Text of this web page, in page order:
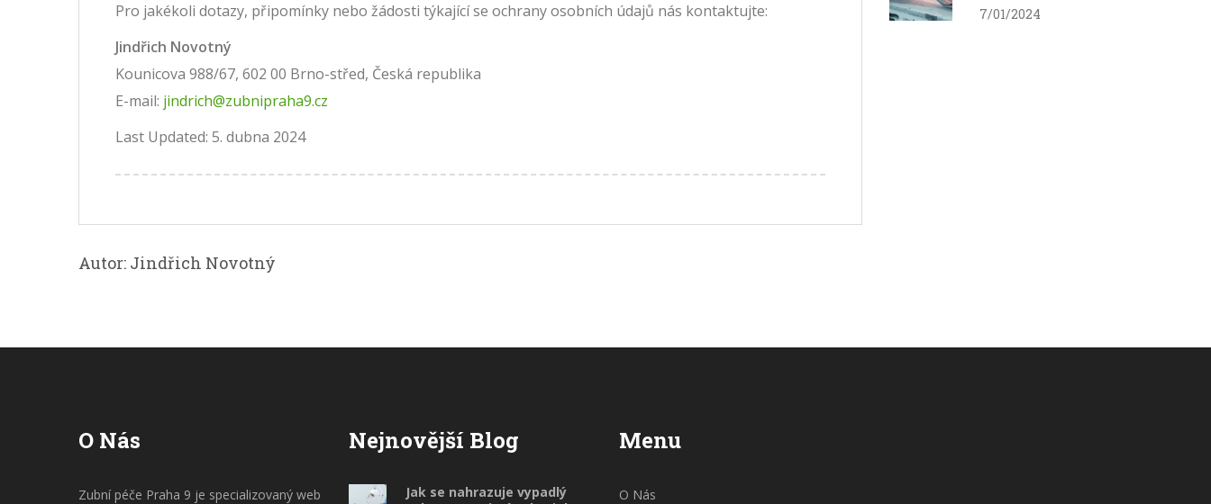
Pro jakékoli dotazy, připomínky nebo žádosti týkající se ochrany osobních údajů nás kontaktujte:
Jindřich Novotný
Kounicova 988/67, 602 00 Brno-střed, Česká republika
E-mail: jindrich@zubnipraha9.cz
Last Updated: 5. dubna 2024
Autor: Jindřich Novotný
Průvodce krok za
7/01/2024
O Nás
Zubní péče Praha 9 je specializovaný web
Nejnovější Blog
Jak se nahrazuje vypadlý
Menu
O Nás